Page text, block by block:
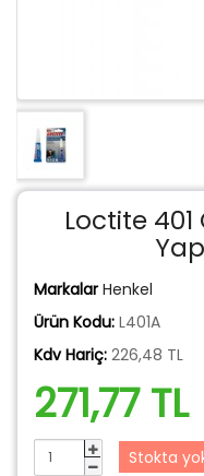
Loctite 401
Markalar Henkel
Ürün Kodu: L401A
Kdv Hariç: 226,48 TL
271,77 TL
Stokta